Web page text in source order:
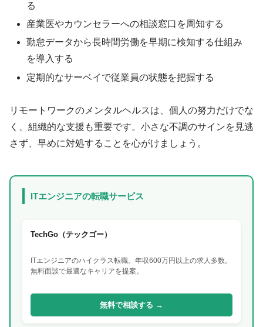
る
産業医やカウンセラーへの相談窓口を周知する
勤怠データから長時間労働を早期に検知する仕組み
を導入する
定期的なサーベイで従業員の状態を把握する
リモートワークのメンタルヘルスは、個人の努力だけでな
く、組織的な支援も重要です。小さな不調のサインを見逃
さず、早めに対処することを心がけましょう。
ITエンジニアの転職サービス
TechGo（テックゴー）
ITエンジニアのハイクラス転職。年収600万円以上の求人多数。
無料面談で最適なキャリアを提案。
無料で相談する →